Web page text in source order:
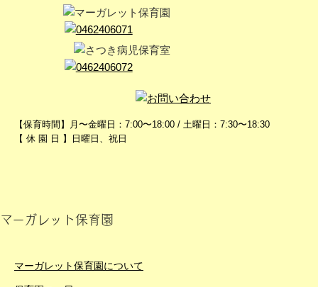
【保育時間】月〜金曜日：7:00〜18:00 / 土曜日：7:30〜18:30
【 休 園 日 】日曜日、祝日
マーガレット保育園
マーガレット保育園について